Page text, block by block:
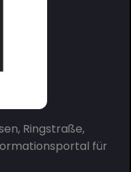
Ringstraße,
für